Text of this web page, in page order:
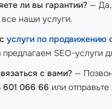
ли вы гарантии? —
наши услуги.
услуги по продвижению
SEO-услуги
с вами? —
601 066 66 или